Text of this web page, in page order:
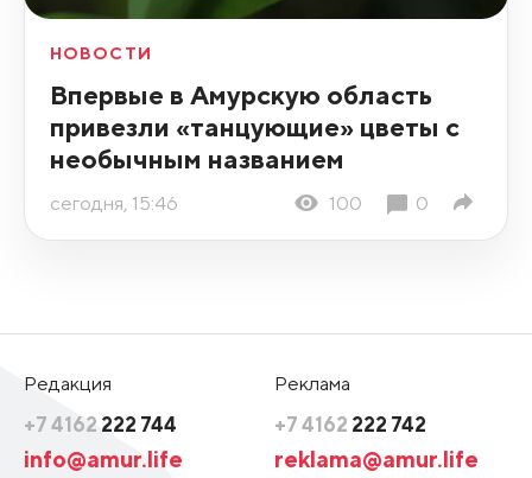
НОВОСТИ
Впервые в Амурскую область
привезли «танцующие» цветы с
необычным названием
сегодня, 15:46 100 0
Редакция
+7 4162 222 744
info@amur.life
Реклама
+7 4162 222 742
reklama@amur.life